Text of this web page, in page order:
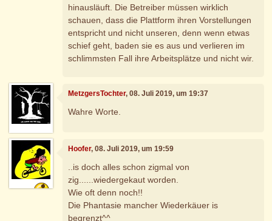
hinausläuft. Die Betreiber müssen wirklich
schauen, dass die Plattform ihren Vorstellungen
entspricht und nicht unseren, denn wenn etwas
schief geht, baden sie es aus und verlieren im
schlimmsten Fall ihre Arbeitsplätze und nicht wir.
MetzgersTochter, 08. Juli 2019, um 19:37
Wahre Worte.
Hoofer, 08. Juli 2019, um 19:59
..is doch alles schon zigmal von
zig......wiedergekaut worden.
Wie oft denn noch!!
Die Phantasie mancher Wiederkäuer is
begrenzt^^